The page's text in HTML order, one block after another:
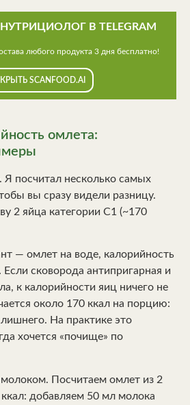
В TELEGRAM
любого продукта 3 дня бесплатно!
SCANFOOD.AI
омлета:
Я посчитал несколько самых
вы сразу видели разницу.
2 яйца категории С1 (~170
— омлет на воде, калорийность
сковорода антипригарная и
к калорийности яиц ничего не
около 170 ккал на порцию:
На практике это
хочется «почище» по
Посчитаем омлет из 2
добавляем 50 мл молока